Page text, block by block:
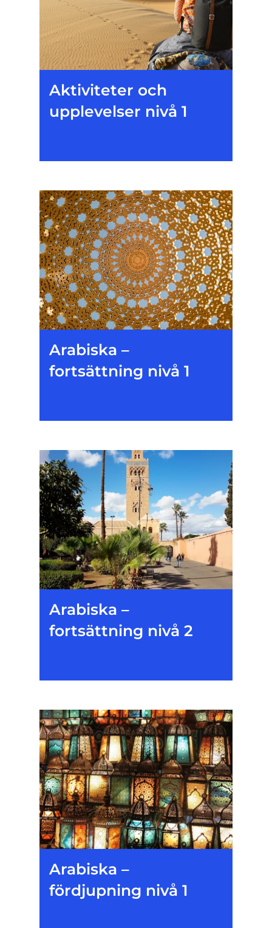
Aktiviteter och
upplevelser nivå 1
Arabiska –
fortsättning nivå 1
Arabiska –
fortsättning nivå 2
Arabiska –
fördjupning nivå 1